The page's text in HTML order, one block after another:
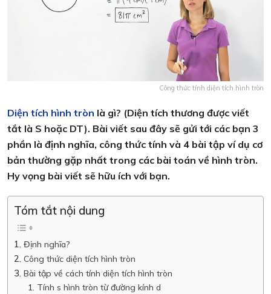
Công thức tính diện tích hình tròn
Diện tích hình tròn là gì? (Diện tích thương được viết
tắt là S hoặc DT). Bài viết sau đây sẽ gửi tới các bạn 3
phần là định nghĩa, công thức tính và 4 bài tập ví dụ cơ
bản thường gặp nhất trong các bài toán về hình tròn.
Hy vọng bài viết sẽ hữu ích với bạn.
Tóm tắt nội dung
Định nghĩa?
Công thức diện tích hình tròn
Bài tập về cách tính diện tích hình tròn
Tính s hình tròn từ đường kính d